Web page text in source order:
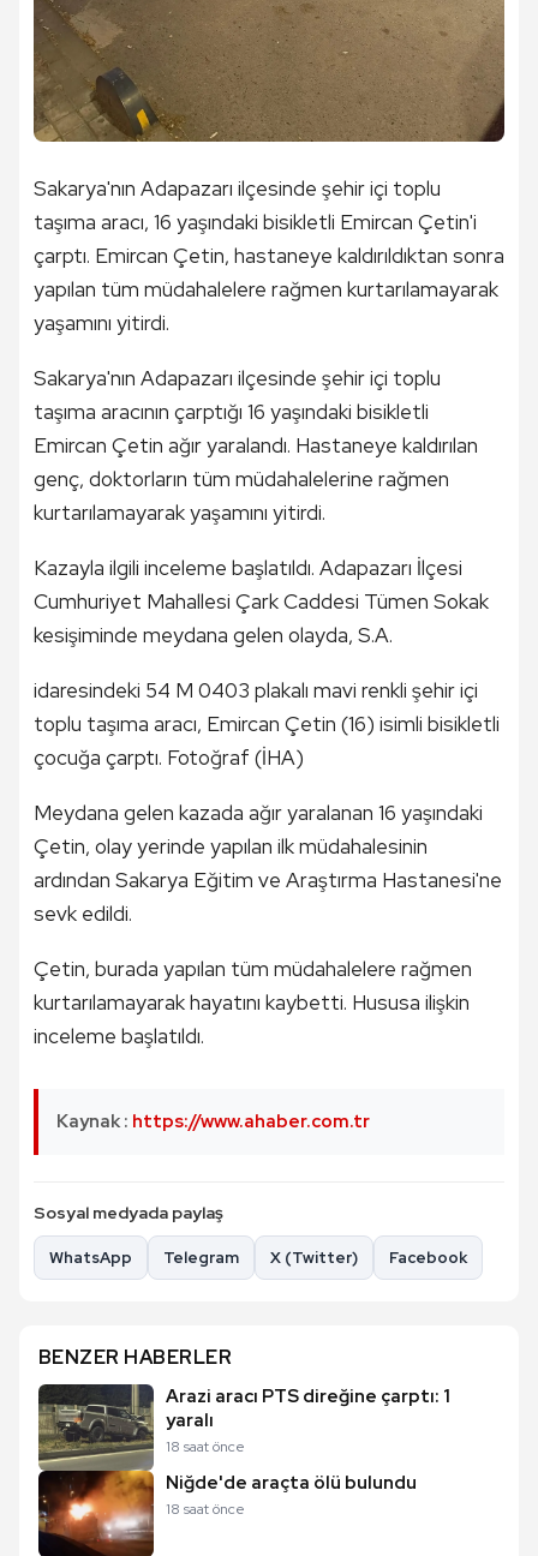
Sakarya'nın Adapazarı ilçesinde şehir içi toplu
taşıma aracı, 16 yaşındaki bisikletli Emircan Çetin'i
çarptı. Emircan Çetin, hastaneye kaldırıldıktan sonra
yapılan tüm müdahalelere rağmen kurtarılamayarak
yaşamını yitirdi.
Sakarya'nın Adapazarı ilçesinde şehir içi toplu
taşıma aracının çarptığı 16 yaşındaki bisikletli
Emircan Çetin ağır yaralandı. Hastaneye kaldırılan
genç, doktorların tüm müdahalelerine rağmen
kurtarılamayarak yaşamını yitirdi.
Kazayla ilgili inceleme başlatıldı. Adapazarı İlçesi
Cumhuriyet Mahallesi Çark Caddesi Tümen Sokak
kesişiminde meydana gelen olayda, S.A.
idaresindeki 54 M 0403 plakalı mavi renkli şehir içi
toplu taşıma aracı, Emircan Çetin (16) isimli bisikletli
çocuğa çarptı. Fotoğraf (İHA)
Meydana gelen kazada ağır yaralanan 16 yaşındaki
Çetin, olay yerinde yapılan ilk müdahalesinin
ardından Sakarya Eğitim ve Araştırma Hastanesi'ne
sevk edildi.
Çetin, burada yapılan tüm müdahalelere rağmen
kurtarılamayarak hayatını kaybetti. Hususa ilişkin
inceleme başlatıldı.
Kaynak : https://www.ahaber.com.tr
Sosyal medyada paylaş
WhatsApp Telegram X (Twitter) Facebook
BENZER HABERLER
Arazi aracı PTS direğine çarptı: 1
yaralı
18 saat önce
Niğde'de araçta ölü bulundu
18 saat önce